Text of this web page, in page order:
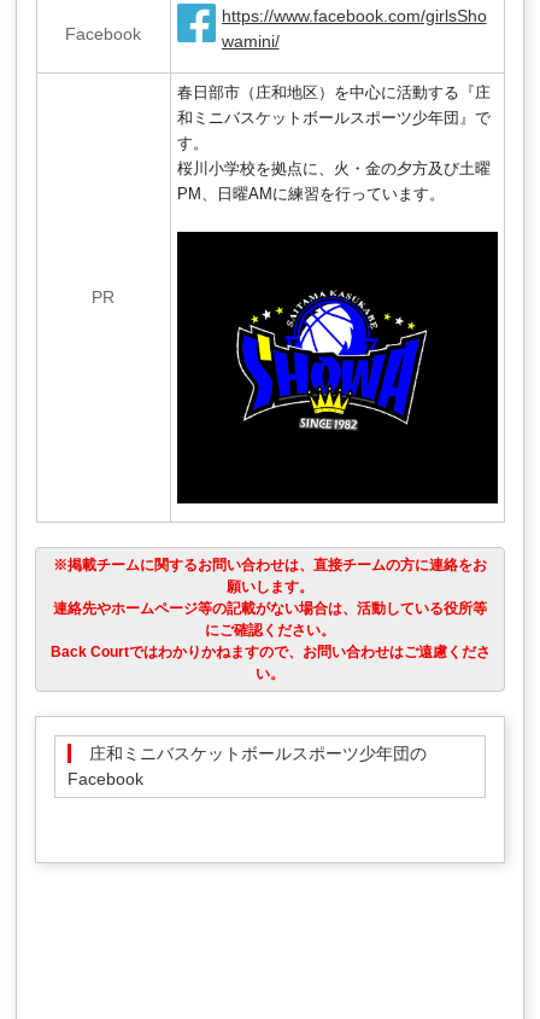
Facebook
https://www.facebook.com/girlsSho
wamini/
PR
春日部市（庄和地区）を中心に活動する『庄
和ミニバスケットボールスポーツ少年団』で
す。
桜川小学校を拠点に、火・ 金の夕方及び土曜
PM、日曜AMに練習を行っています。
※掲載チームに関するお問い合わせは、直接チームの方に連絡をお
願いします。
連絡先やホームページ等の記載がない場合は、活動している役所等
にご確認ください。
Back Courtではわかりかねますので、お問い合わせはご遠慮くださ
い。
庄和ミニバスケットボールスポーツ少年団の
Facebook